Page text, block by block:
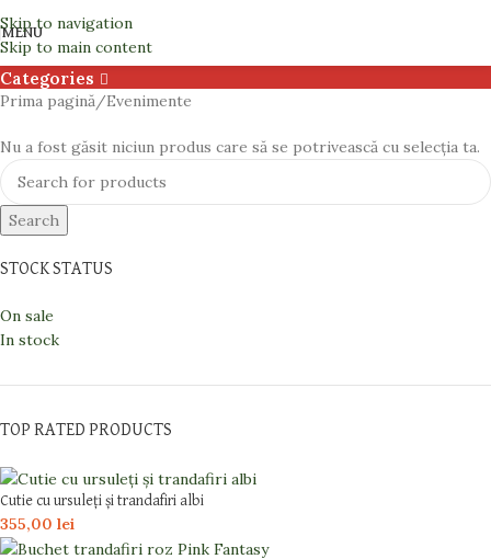
Skip to navigation
Skip to main content
MENU
Evenimente
Categories
STOCK STATUS
On sale
In stock
TOP RATED PRODUCTS
Cutie cu ursuleți și trandafiri albi
355,00 lei
Prima pagină Evenimente
Nu a fost găsit niciun produs care să se potrivească cu selecția ta.
Search